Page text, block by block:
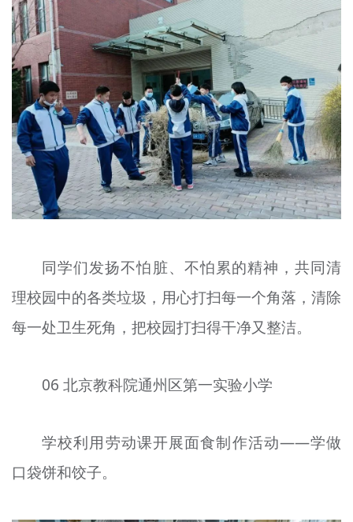
同学们发扬不怕脏、不怕累的精神，共同清
理校园中的各类垃圾，用心打扫每一个角落，清除
每一处卫生死角，把校园打扫得干净又整洁。
06 北京教科院通州区第一实验小学
学校利用劳动课开展面食制作活动——学做
口袋饼和饺子。